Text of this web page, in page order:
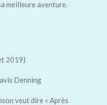
meilleure aventure.
2019)
Denning
veut dire « Après